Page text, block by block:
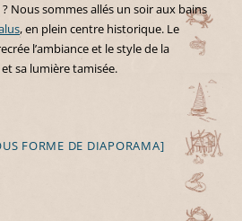
Nous sommes allés un soir aux bains
, en plein centre historique. Le
l’ambiance et le style de la
sa lumière tamisée.
FORME DE DIAPORAMA]